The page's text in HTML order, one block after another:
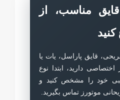
مناسب، از
قایق پاراسل، یات یا
دارید، ابتدا نوع
خود را مشخص کنید و
موتورز تماس بگیرید.